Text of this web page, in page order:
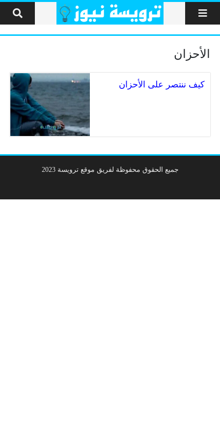
التخطي إلى المحتوى
الأحزان
كيف ننتصر على الأحزان
جميع الحقوق محفوظة لفريق موقع ترويسة 2023